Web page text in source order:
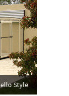
Style